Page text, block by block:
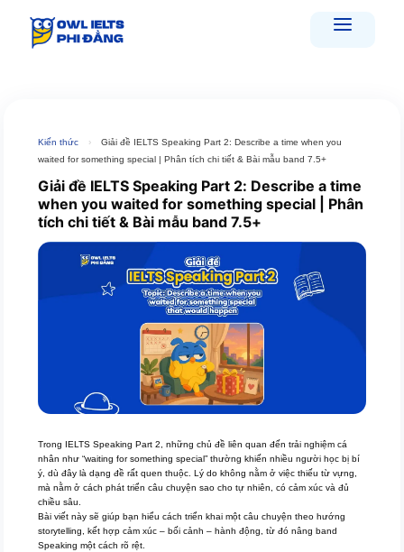
Kiến thức ›
Giải đề IELTS Speaking Part 2: Describe a time when you
waited for something special | Phân tích chi tiết & Bài mẫu band 7.5+
Giải đề IELTS Speaking Part 2: Describe a time
when you waited for something special | Phân
tích chi tiết & Bài mẫu band 7.5+
Trong IELTS Speaking Part 2, những chủ đề liên quan đến trải nghiệm cá
nhân như “waiting for something special” thường khiến nhiều người học bị bí
ý, dù đây là dạng đề rất quen thuộc. Lý do không nằm ở việc thiếu từ vựng,
mà nằm ở cách phát triển câu chuyện sao cho tự nhiên, có cảm xúc và đủ
chiều sâu.
Bài viết này sẽ giúp bạn hiểu cách triển khai một câu chuyện theo hướng
storytelling, kết hợp cảm xúc – bối cảnh – hành động, từ đó nâng band
Speaking một cách rõ rệt.